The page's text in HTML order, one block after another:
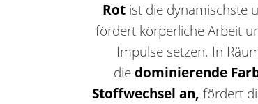
Rot ist die dynamischste
fördert körperliche Arbeit
Impulse setzen. In
diedominierende
Stoffwechsel an, fördert